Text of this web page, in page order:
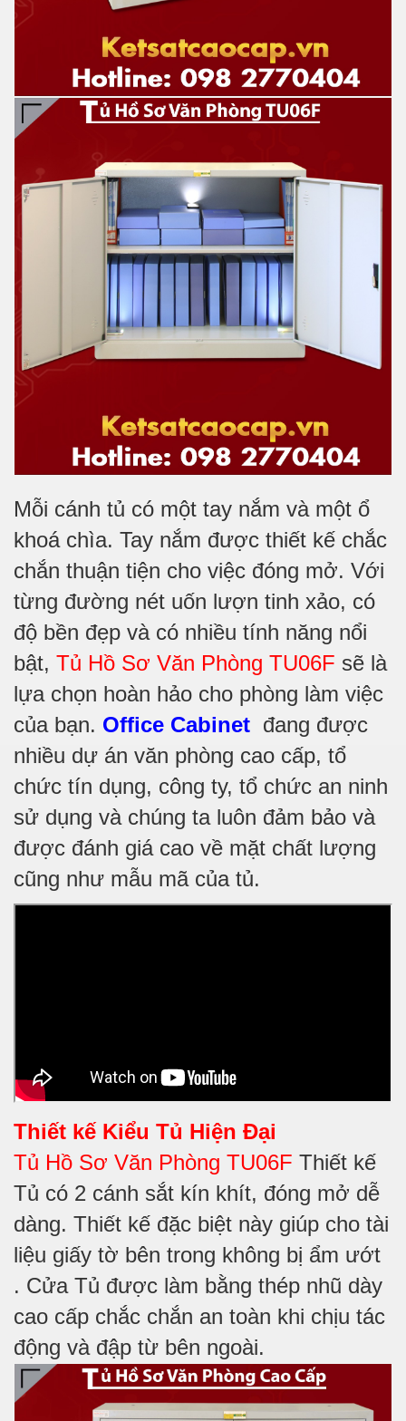
Mỗi cánh tủ có một tay nắm và một ổ
khoá chìa. Tay nắm được thiết kế chắc
chắn thuận tiện cho việc đóng mở. Với
từng đường nét uốn lượn tinh xảo, có
độ bền đẹp và có nhiều tính năng nổi
bật, Tủ Hồ Sơ Văn Phòng TU06F sẽ là
lựa chọn hoàn hảo cho phòng làm việc
của bạn. Office Cabinet đang được
nhiều dự án văn phòng cao cấp, tổ
chức tín dụng, công ty, tổ chức an ninh
sử dụng và chúng ta luôn đảm bảo và
được đánh giá cao về mặt chất lượng
cũng như mẫu mã của tủ.
Thiết kếKiểu Tủ Hiện Đại
Tủ Hồ Sơ Văn Phòng TU06F Thiết kế
Tủ có 2 cánh sắt kín khít, đóng mở dễ
dàng. Thiết kế đặc biệt này giúp cho tài
liệu giấy tờ bên trong không bị ẩm ướt
. Cửa Tủ được làm bằng thép nhũ dày
cao cấp chắc chắn an toàn khi chịu tác
động và đập từ bên ngoài.